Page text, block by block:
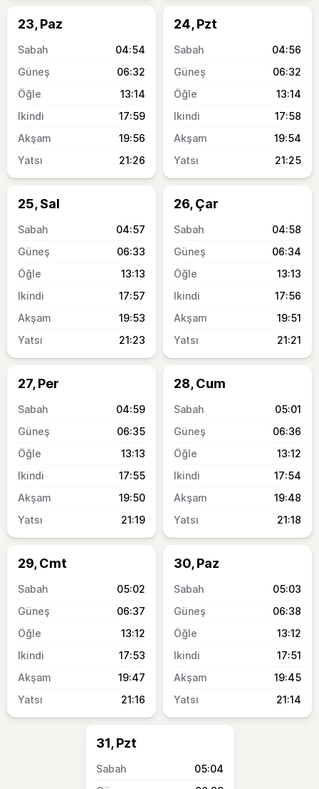
23, Paz
04:54
06:32
13:14
17:59
19:56
21:26
24, Pzt
04:56
06:32
13:14
17:58
19:54
21:25
25, Sal
04:57
06:33
13:13
17:57
19:53
21:23
26, Çar
04:58
06:34
13:13
17:56
19:51
21:21
27, Per
04:59
06:35
13:13
17:55
19:50
21:19
28, Cum
05:01
06:36
13:12
17:54
19:48
21:18
29, Cmt
05:02
06:37
13:12
17:53
19:47
21:16
30, Paz
05:03
06:38
13:12
17:51
19:45
21:14
31, Pzt
05:04